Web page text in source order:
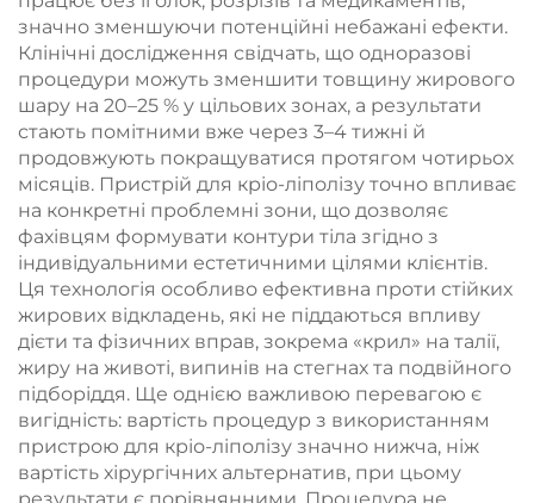
значно зменшуючи потенційні небажані ефекти.
Клінічні дослідження свідчать, що одноразові
процедури можуть зменшити товщину жирового
шару на 20–25 % у цільових зонах, а результати
стають помітними вже через 3–4 тижні й
продовжують покращуватися протягом чотирьох
місяців. Пристрій для кріо-ліполізу точно впливає
на конкретні проблемні зони, що дозволяє
фахівцям формувати контури тіла згідно з
індивідуальними естетичними цілями клієнтів.
Ця технологія особливо ефективна проти стійких
жирових відкладень, які не піддаються впливу
дієти та фізичних вправ, зокрема «крил» на талії,
жиру на животі, випинів на стегнах та подвійного
підборіддя. Ще однією важливою перевагою є
вигідність: вартість процедур з використанням
пристрою для кріо-ліполізу значно нижча, ніж
вартість хірургічних альтернатив, при цьому